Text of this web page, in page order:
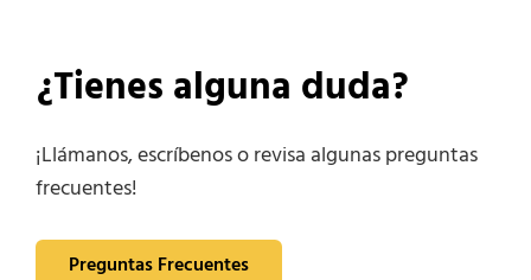
¿Tienes alguna duda?
¡Llámanos, escríbenos o revisa algunas preguntas
frecuentes!
Preguntas Frecuentes